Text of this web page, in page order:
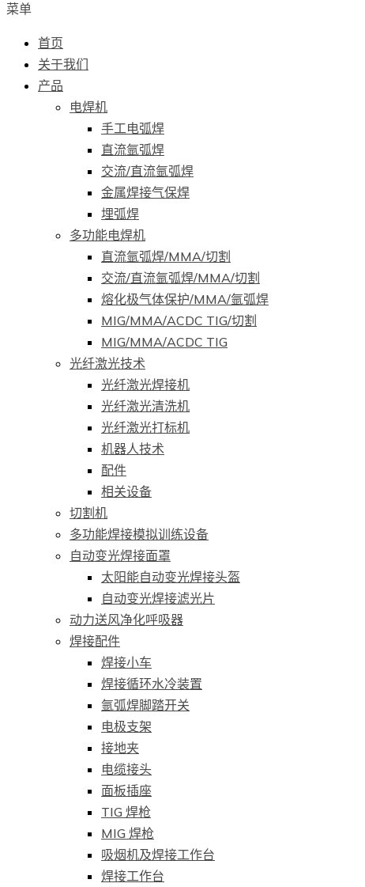
菜单
首页
关于我们
产品
电焊机
手工电弧焊
直流氩弧焊
交流/直流氩弧焊
金属焊接气保焊
埋弧焊
多功能电焊机
直流氩弧焊/MMA/切割
交流/直流氩弧焊/MMA/切割
熔化极气体保护/MMA/氩弧焊
MIG/MMA/ACDC TIG/切割
MIG/MMA/ACDC TIG
光纤激光技术
光纤激光焊接机
光纤激光清洗机
光纤激光打标机
机器人技术
配件
相关设备
切割机
多功能焊接模拟训练设备
自动变光焊接面罩
太阳能自动变光焊接头盔
自动变光焊接滤光片
动力送风净化呼吸器
焊接配件
焊接小车
焊接循环水冷装置
氩弧焊脚踏开关
电极支架
接地夹
电缆接头
面板插座
TIG 焊枪
MIG 焊枪
吸烟机及焊接工作台
焊接工作台